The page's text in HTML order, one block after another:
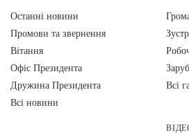
Останні новини
Промови та звернення
Вiтання
Офіс Президента
Дружина Президента
Всі новини
Всі